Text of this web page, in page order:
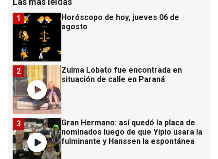
Horóscopo de hoy, jueves 06 de
agosto
1
Zulma Lobato fue encontrada en
situación de calle en Paraná
2
Gran Hermano: así quedó la placa de
nominados luego de que Yipio usara la
fulminante y Hanssen la espontánea
3